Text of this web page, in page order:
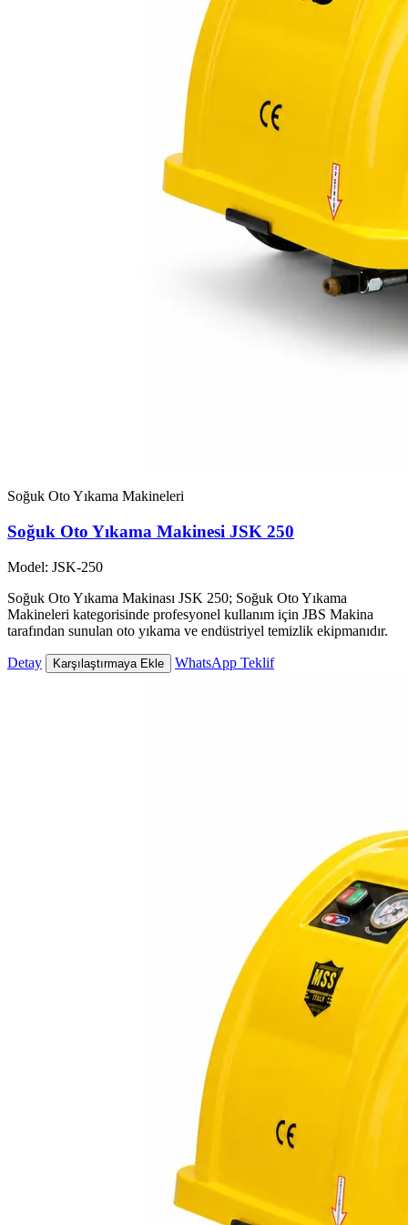
Soğuk Oto Yıkama Makineleri
Soğuk Oto Yıkama Makinesi JSK 250
Model: JSK-250
Soğuk Oto Yıkama Makinası JSK 250; Soğuk Oto Yıkama
Makineleri kategorisinde profesyonel kullanım için JBS Makina
tarafından sunulan oto yıkama ve endüstriyel temizlik ekipmanıdır.
Detay Karşılaştırmaya Ekle WhatsApp Teklif